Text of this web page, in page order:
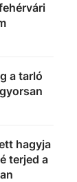
a tarló
hagyja
terjed a